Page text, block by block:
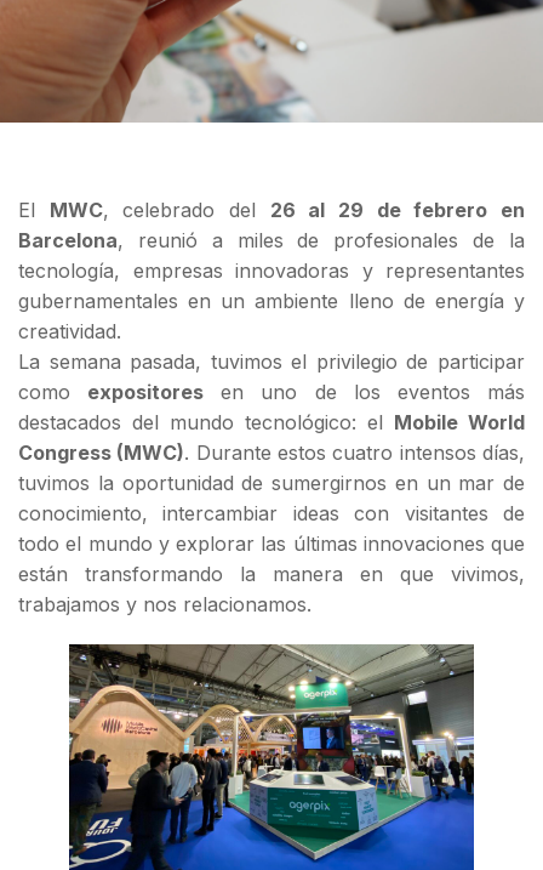
El MWC, celebrado del 26 al 29 de febrero en
Barcelona, reunió a miles de profesionales de la
tecnología, empresas innovadoras y representantes
gubernamentales en un ambiente lleno de energía y
creatividad.
La semana pasada, tuvimos el privilegio de participar
como expositores en uno de los eventos más
destacados del mundo tecnológico: el Mobile World
Congress (MWC). Durante estos cuatro intensos días,
tuvimos la oportunidad de sumergirnos en un mar de
conocimiento, intercambiar ideas con visitantes de
todo el mundo y explorar las últimas innovaciones que
están transformando la manera en que vivimos,
trabajamos y nos relacionamos.